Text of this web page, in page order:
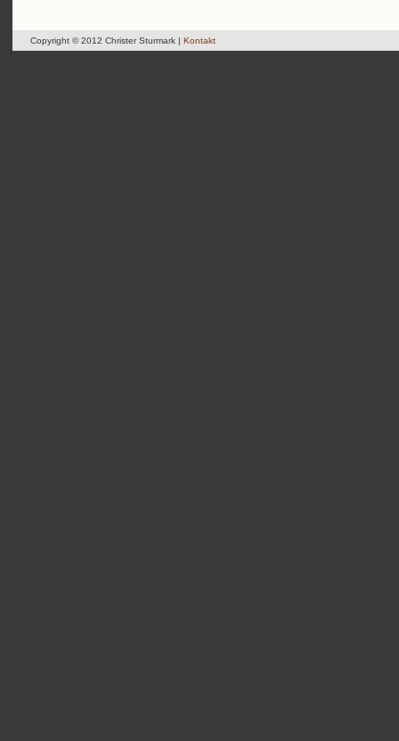
Copyright © 2012 Christer Sturmark | Kontakt